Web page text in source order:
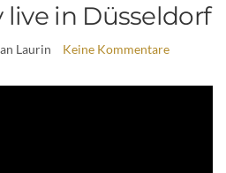
live in Düsseldorf
Laurin Keine Kommentare